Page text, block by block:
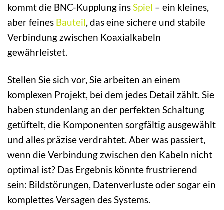
kommt die BNC-Kupplung insSpiel – ein kleines,
aber feines Bauteil, das eine sichere und stabile
Verbindung zwischen Koaxialkabeln
gewährleistet.
Stellen Sie sich vor, Sie arbeiten an einem
komplexen Projekt, bei dem jedes Detail zählt. Sie
haben stundenlang an der perfekten Schaltung
getüftelt, die Komponenten sorgfältig ausgewählt
und alles präzise verdrahtet. Aber was passiert,
wenn die Verbindung zwischen den Kabeln nicht
optimal ist? Das Ergebnis könnte frustrierend
sein: Bildstörungen, Datenverluste oder sogar ein
komplettes Versagen des Systems.